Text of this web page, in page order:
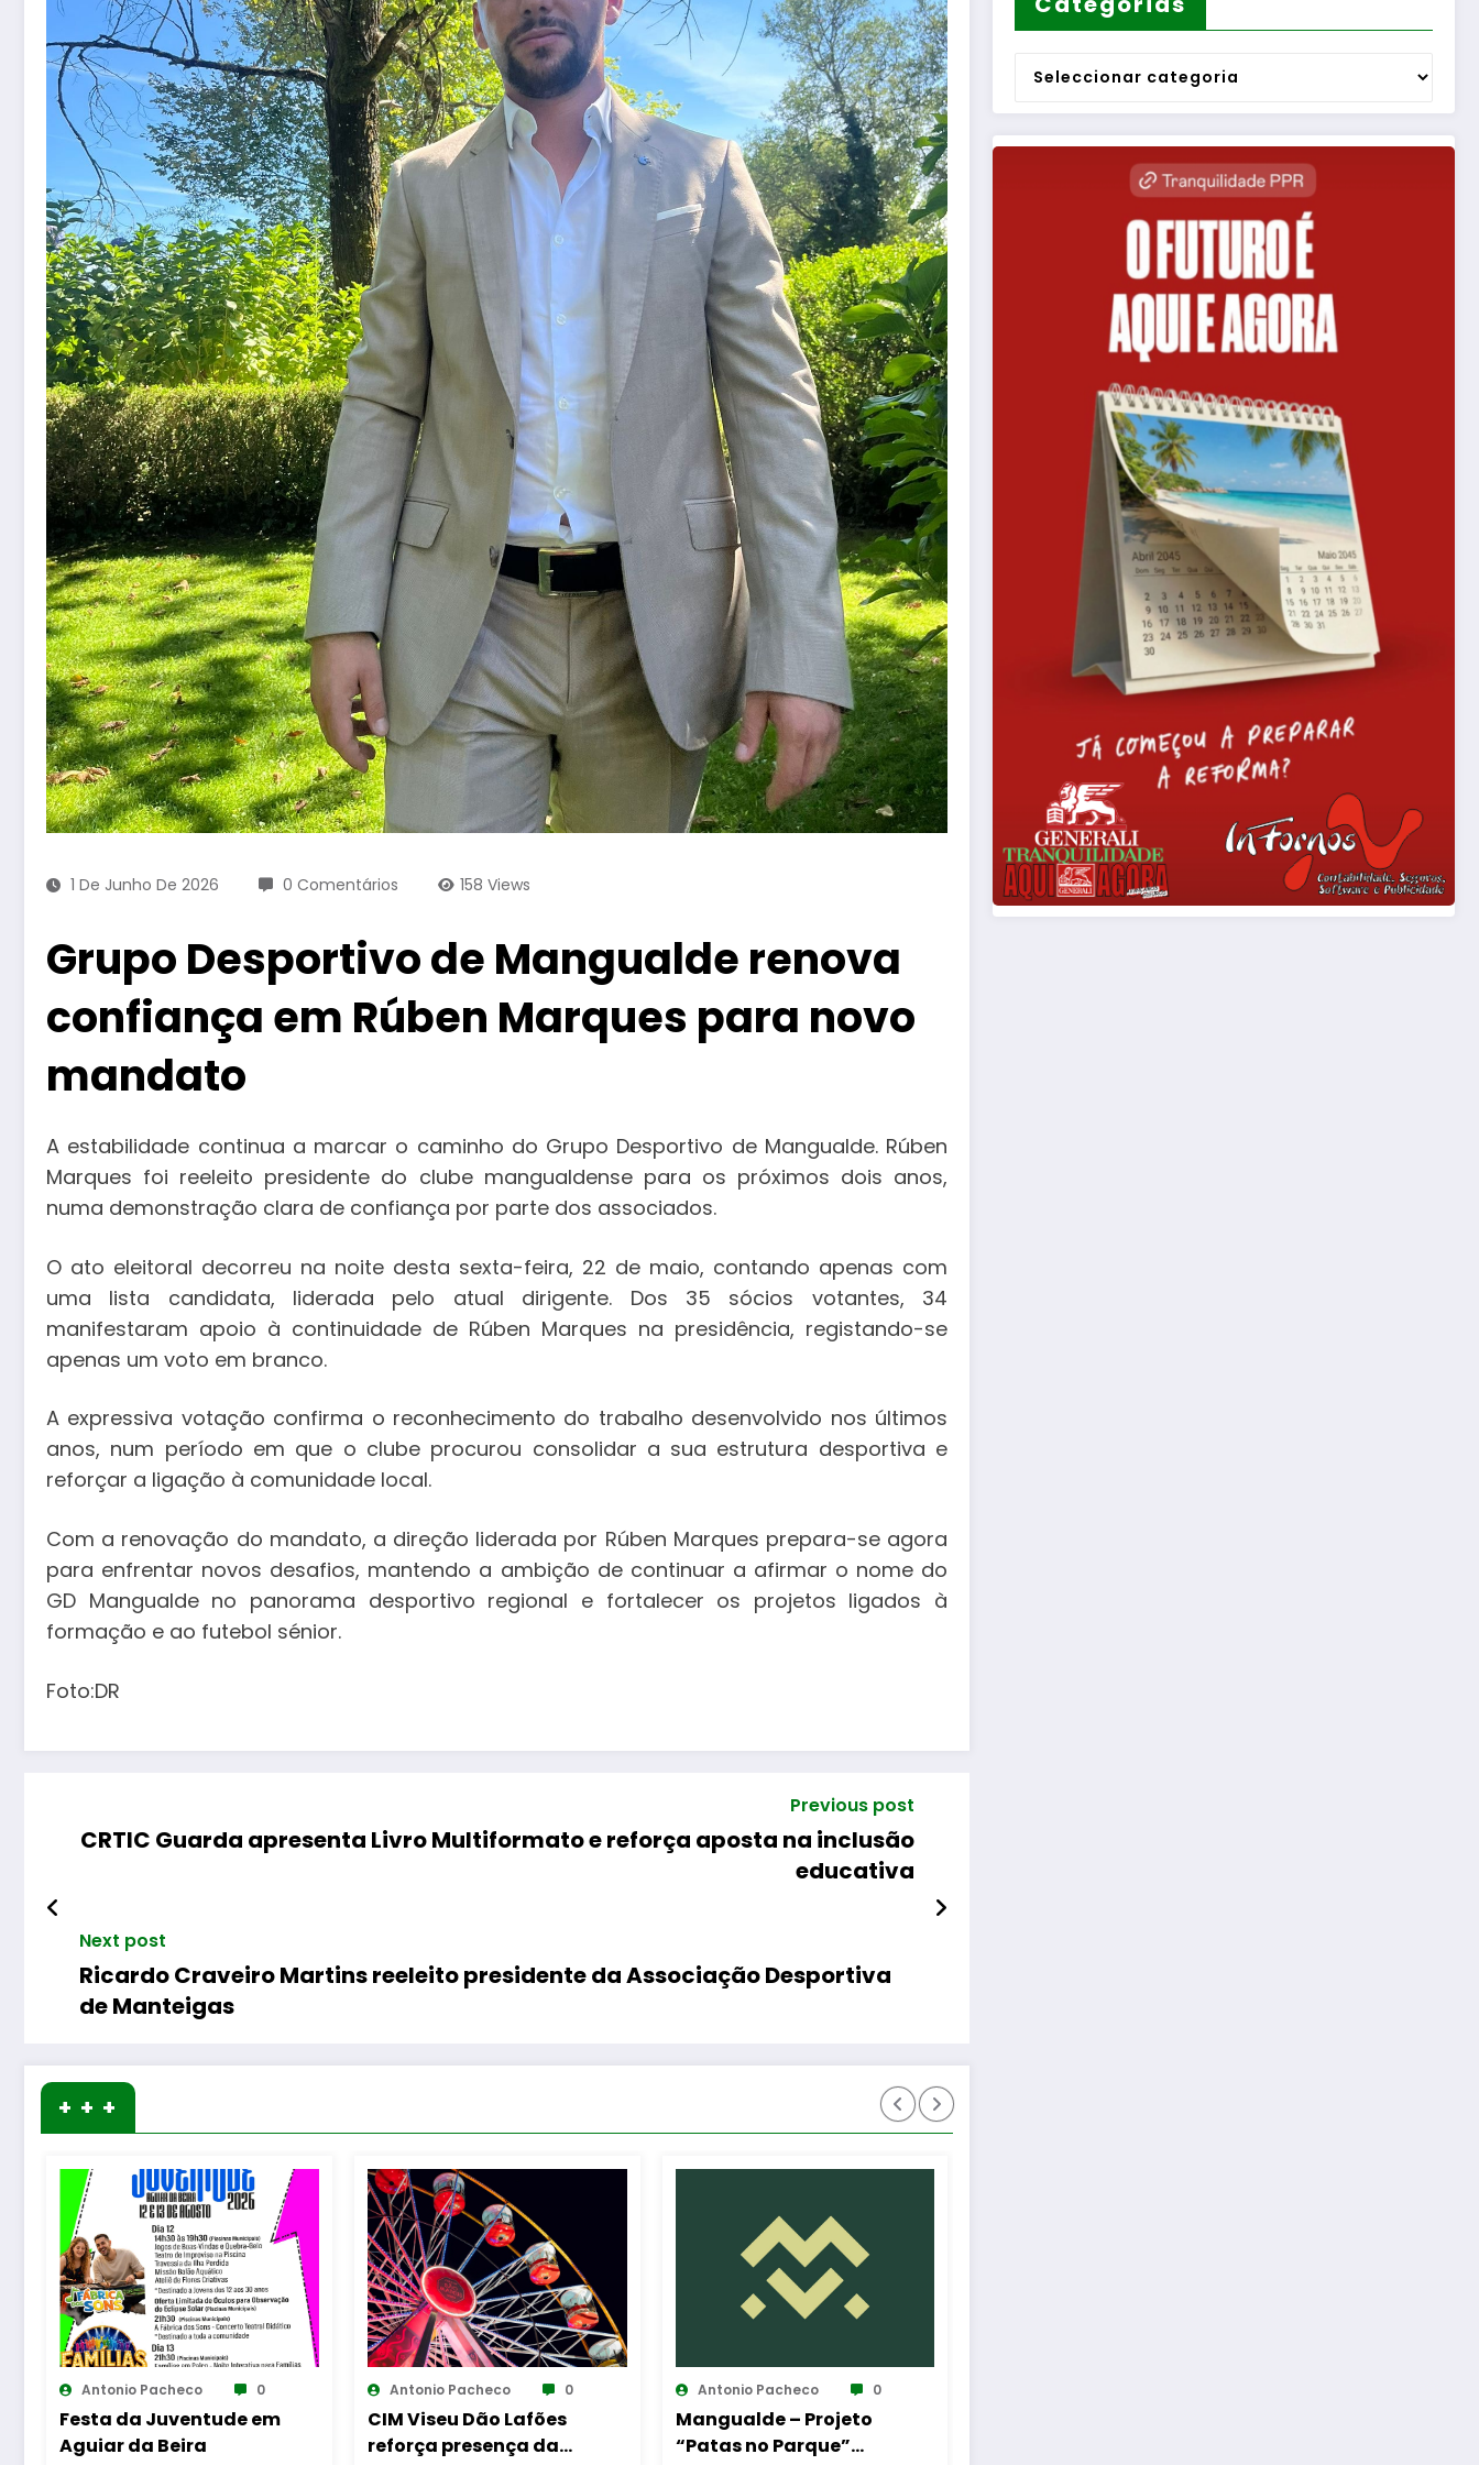
1 De Junho De 2026 0 Comentários 158 Views
Grupo Desportivo de Mangualde renova
confiança em Rúben Marques para novo
mandato
A estabilidade continua a marcar o caminho do Grupo Desportivo de Mangualde. Rúben
Marques foi reeleito presidente do clube mangualdense para os próximos dois anos,
numa demonstração clara de confiança por parte dos associados.
O ato eleitoral decorreu na noite desta sexta-feira, 22 de maio, contando apenas com
uma lista candidata, liderada pelo atual dirigente. Dos 35 sócios votantes, 34
manifestaram apoio à continuidade de Rúben Marques na presidência, registando-se
apenas um voto em branco.
A expressiva votação confirma o reconhecimento do trabalho desenvolvido nos últimos
anos, num período em que o clube procurou consolidar a sua estrutura desportiva e
reforçar a ligação à comunidade local.
Com a renovação do mandato, a direção liderada por Rúben Marques prepara-se agora
para enfrentar novos desafios, mantendo a ambição de continuar a afirmar o nome do
GD Mangualde no panorama desportivo regional e fortalecer os projetos ligados à
formação e ao futebol sénior.
Foto:DR
Previous post
CRTIC Guarda apresenta Livro Multiformato e reforça aposta na inclusão
educativa
Next post
Ricardo Craveiro Martins reeleito presidente da Associação Desportiva
de Manteigas
+ + +
Antonio Pacheco 0
CIM Viseu Dão Lafões
reforça presença da
Antonio Pacheco 0
Mangualde – Projeto
“Patas no Parque”
Antonio Pacheco 0
Casa de Santar Vinhos
destaca três sugestões
Categorias